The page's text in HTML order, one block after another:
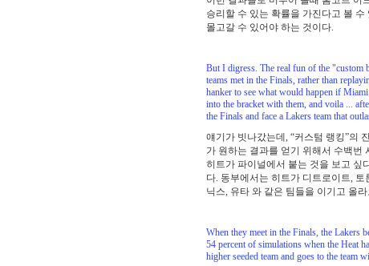
승리할 수 있는 확률을 가진다고 볼
몰고갈 수 있어야 하는 것이다.
But I digress. The real fun of the "custom
teams met in the Finals, rather than
hanker to see what would happen if
into the bracket with them, and voila ...
the Finals and face a Lakers team that
얘기가 빗나갔는데, “커스텀 랭킹”의
가 원하는 결과를 얻기 위해서 수백번
히트가 파이널에서 붙는 것을 보고 싶
다. 동부에서는 히트가 디트로이트,
닉스, 유타 와 같은 팀들을 이기고 올
When they meet in the Finals, the Lakers
54 percent of simulations when the Heat
higher seeded team and goes to the team